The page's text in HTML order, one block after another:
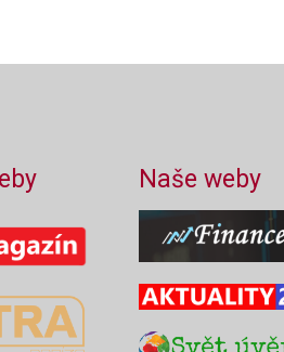
Naše weby